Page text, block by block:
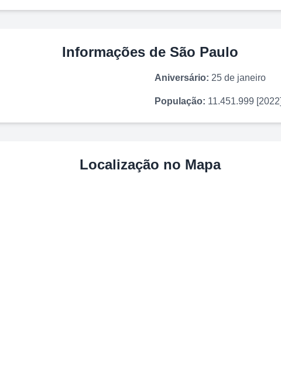
Informações de São Paulo
Aniversário: 25 de janeiro
População: 11.451.999
Localização no Mapa